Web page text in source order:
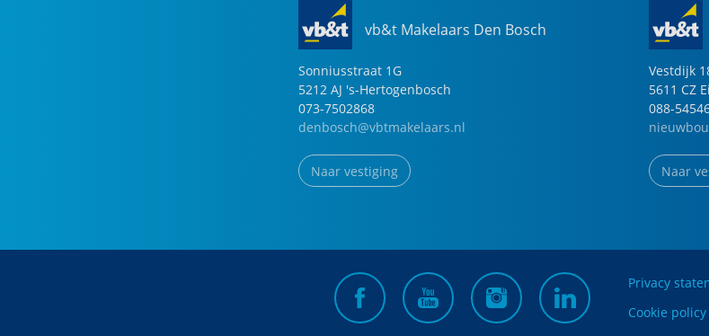
vb&t Makelaars Den Bosch
Sonniusstraat 1G
5212 AJ 's-Hertogenbosch
073-7502868
denbosch@vbtmakelaars.nl
Naar vestiging
Vestdijk
5611 CZ
088-
Naar
Privacy
Cookie policy